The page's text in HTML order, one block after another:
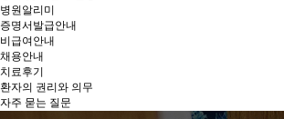
병원알리미
증명서발급안내
비급여안내
채용안내
치료후기
환자의 권리와 의무
자주 묻는 질문